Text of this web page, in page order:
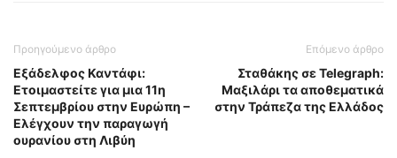
Προηγούμενο άρθρο
Εξάδελφος Καντάφι:
Ετοιμαστείτε για μια 11η
Σεπτεμβρίου στην Ευρώπη –
Ελέγχουν την παραγωγή
ουρανίου στη Λιβύη
Επόμενο άρθρο
Σταθάκης σε Telegraph:
Μαξιλάρι τα αποθεματικά
στην Τράπεζα της Ελλάδος